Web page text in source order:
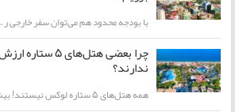
با بودجه محدود هم می‌توان سفر خارجی ر
چرا بعضی
ندارند؟
همه هتل‌های ۵ ستاره لوکس نیستند! بیشت ...